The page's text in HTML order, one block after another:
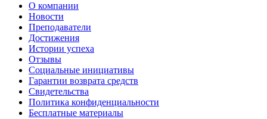
О компании
Новости
Преподаватели
Достижения
Истории успеха
Отзывы
Социальные инициативы
Гарантии возврата средств
Свидетельства
Политика конфиденциальности
Бесплатные материалы